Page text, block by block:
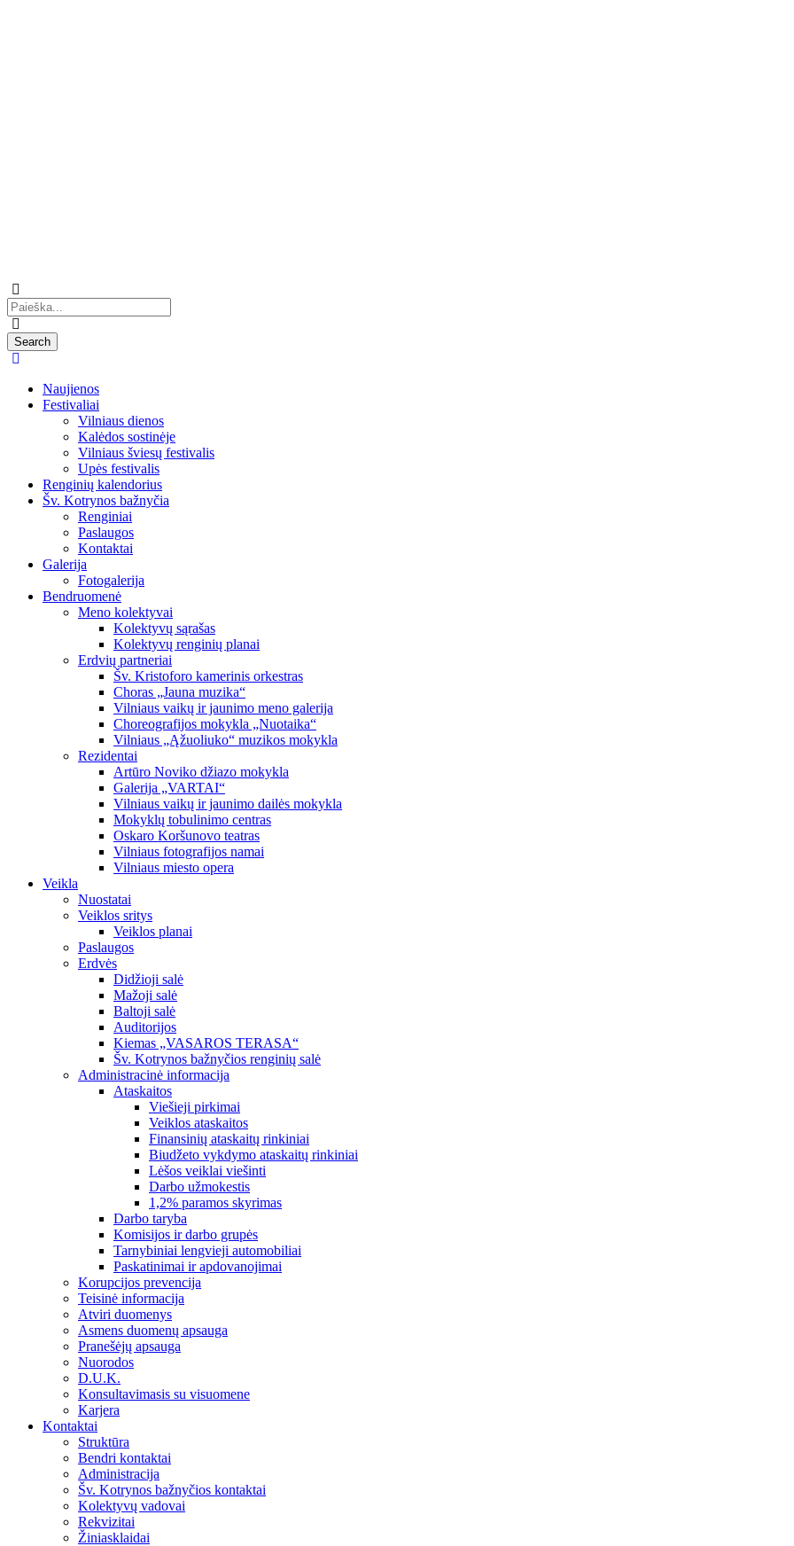
Naujienos
Festivaliai
Vilniaus dienos
Kalėdos sostinėje
Vilniaus šviesų festivalis
Upės festivalis
Renginių kalendorius
Šv. Kotrynos bažnyčia
Renginiai
Paslaugos
Kontaktai
Galerija
Fotogalerija
Bendruomenė
Meno kolektyvai
Kolektyvų sąrašas
Kolektyvų renginių planai
Erdvių partneriai
Šv. Kristoforo kamerinis orkestras
Choras „Jauna muzika“
Vilniaus vaikų ir jaunimo meno galerija
Choreografijos mokykla „Nuotaika“
Vilniaus „Ąžuoliuko“ muzikos mokykla
Rezidentai
Artūro Noviko džiazo mokykla
Galerija „VARTAI“
Vilniaus vaikų ir jaunimo dailės mokykla
Mokyklų tobulinimo centras
Oskaro Koršunovo teatras
Vilniaus fotografijos namai
Vilniaus miesto opera
Veikla
Nuostatai
Veiklos sritys
Veiklos planai
Paslaugos
Erdvės
Didžioji salė
Mažoji salė
Baltoji salė
Auditorijos
Kiemas „VASAROS TERASA“
Šv. Kotrynos bažnyčios renginių salė
Administracinė informacija
Ataskaitos
Viešieji pirkimai
Veiklos ataskaitos
Finansinių ataskaitų rinkiniai
Biudžeto vykdymo ataskaitų rinkiniai
Lėšos veiklai viešinti
Darbo užmokestis
1,2% paramos skyrimas
Darbo taryba
Komisijos ir darbo grupės
Tarnybiniai lengvieji automobiliai
Paskatinimai ir apdovanojimai
Korupcijos prevencija
Teisinė informacija
Atviri duomenys
Asmens duomenų apsauga
Pranešėjų apsauga
Nuorodos
D.U.K.
Konsultavimasis su visuomene
Karjera
Kontaktai
Struktūra
Bendri kontaktai
Administracija
Šv. Kotrynos bažnyčios kontaktai
Kolektyvų vadovai
Rekvizitai
Žiniasklaidai